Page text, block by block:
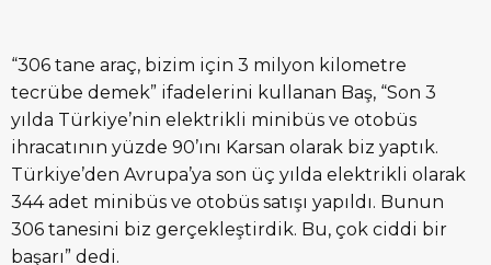
“306 tane araç, bizim için 3 milyon kilometre
tecrübe demek” ifadelerini kullanan Baş, “Son 3
yılda Türkiye’nin elektrikli minibüs ve otobüs
ihracatının yüzde 90’ını Karsan olarak biz yaptık.
Türkiye’den Avrupa’ya son üç yılda elektrikli olarak
344 adet minibüs ve otobüs satışı yapıldı. Bunun
306 tanesini biz gerçekleştirdik. Bu, çok ciddi bir
başarı” dedi.